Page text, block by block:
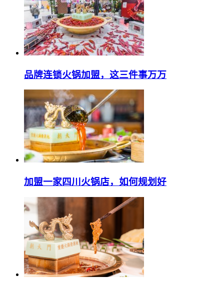
品牌连锁火锅加盟，这三件事万万
加盟一家四川火锅店，如何规划好